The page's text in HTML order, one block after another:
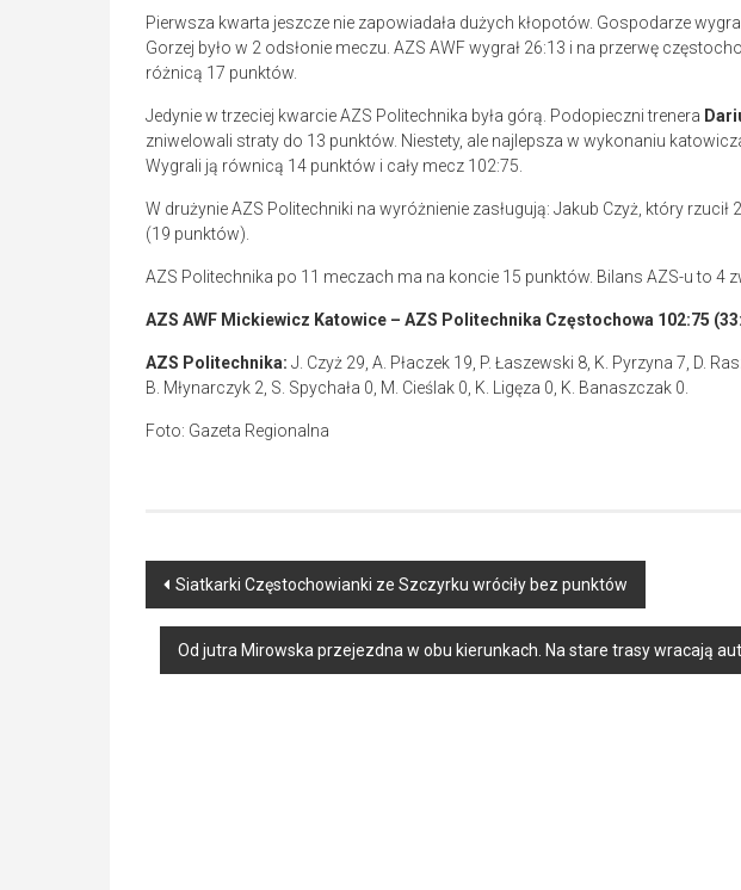
Pierwsza kwarta jeszcze nie zapowiadała dużych kłopotów. Gospodarze
Gorzej było w 2 odsłonie meczu. AZS AWF wygrał 26:13 i na przerwę
różnicą 17 punktów.
Jedynie w trzeciej kwarcie AZS Politechnika była górą. Podopieczni trenera
zniwelowali straty do 13 punktów. Niestety, ale najlepsza w wykonaniu
Wygrali ją równicą 14 punktów i cały mecz 102:75.
W drużynie AZS Politechniki na wyróżnienie zasługują: Jakub Czyż, który rzucił
(19 punktów).
AZS Politechnika po 11 meczach ma na koncie 15 punktów. Bilans AZS-u to 4
AZS AWF Mickiewicz Katowice – AZS Politechnika Częstochowa 102:75
AZS Politechnika: J. Czyż 29, A. Płaczek 19, P. Łaszewski 8, K. Pyrzyna 7, D.
B. Młynarczyk 2, S. Spychała 0, M. Cieślak 0, K. Ligęza 0, K. Banaszczak 0.
Foto: Gazeta Regionalna
Post
navigation
Siatkarki Częstochowianki ze Szczyrku wróciły bez punktów
Od jutra Mirowska przejezdna w obu kierunkach. Na stare trasy wracają